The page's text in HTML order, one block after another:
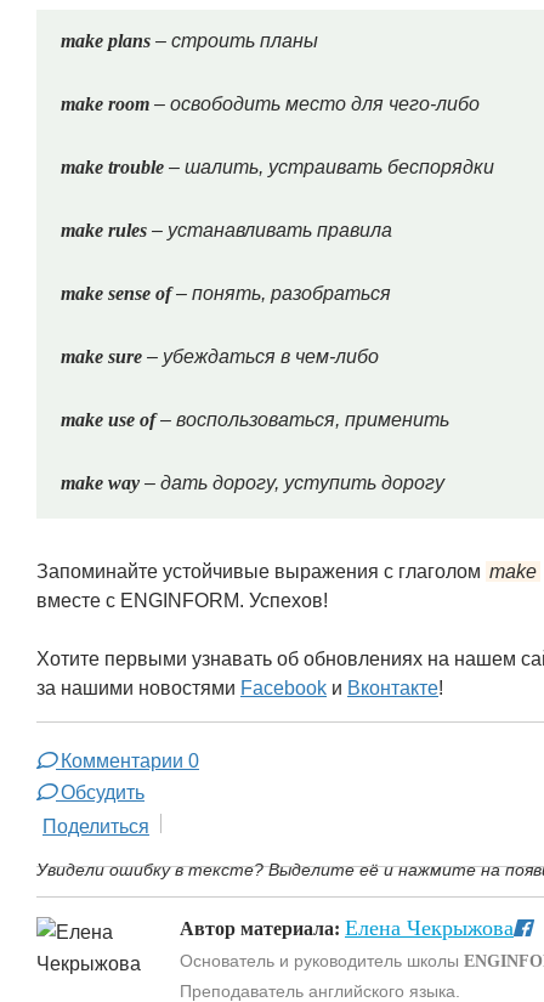
make plans – строить планы
make room – освободить место для чего-либо
make trouble – шалить, устраивать беспорядки
make rules – устанавливать правила
make sense of– понять, разобраться
make sure – убеждаться в чем-либо
make use of– воспользоваться, применить
make way – дать дорогу, уступить дорогу
Запоминайте устойчивые выражения с глаголом make
вместе с ENGINFORM. Успехов!
Хотите первыми узнавать об обновлениях на нашем
за нашими новостями Facebook и Вконтакте!
Комментарии 0
Обсудить
Поделиться
Увидели ошибку в тексте? Выделите её и нажмите на
Автор материала: Елена Чекрыжова
Основатель и руководитель школы
Преподаватель английского языка.